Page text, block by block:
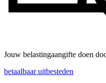
Jouw belastingaangifte doen
betaalbaar uitbesteden